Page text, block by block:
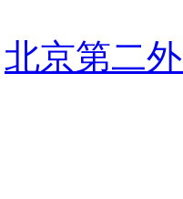
北京第二